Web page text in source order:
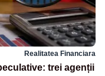
Realitatea Financiara
trei agenții